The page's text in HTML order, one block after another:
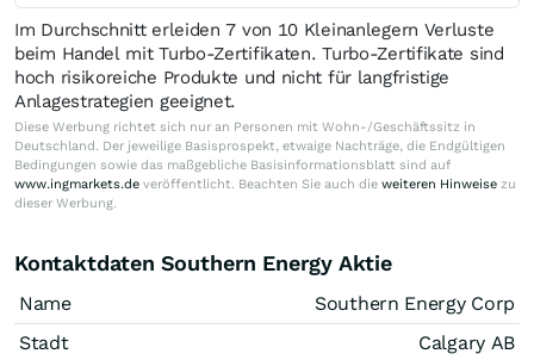
Im Durchschnitt erleiden 7 von 10 Kleinanlegern Verluste
beim Handel mit Turbo-Zertifikaten. Turbo-Zertifikate sind
hoch risikoreiche Produkte und nicht für langfristige
Anlagestrategien geeignet.
Diese Werbung richtet sich nur an Personen mit Wohn-/Geschäftssitz in
Deutschland. Der jeweilige Basisprospekt, etwaige Nachträge, die Endgültigen
Bedingungen sowie das maßgebliche Basisinformationsblatt sind auf
www.ingmarkets.de veröffentlicht. Beachten Sie auch die weiteren Hinweise zu
dieser Werbung.
Kontaktdaten Southern Energy Aktie
Name
Southern Energy Corp
Stadt
Calgary AB